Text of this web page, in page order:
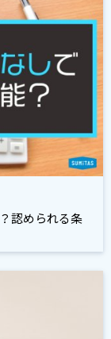
認められる条